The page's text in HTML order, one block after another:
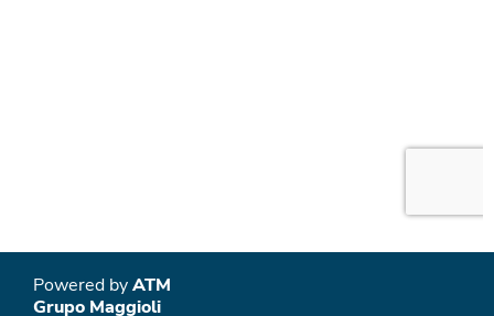
Powered byATM
Grupo Maggioli